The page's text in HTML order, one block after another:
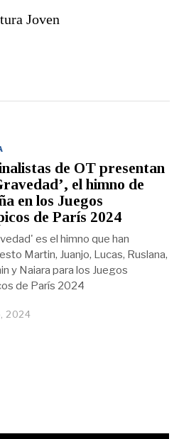
Joven
de OT presentan
el himno de
en los Juegos
de París 2024
es el himno que han
Martin, Juanjo, Lucas, Ruslana,
y Naiara para los Juegos
de París 2024
2024